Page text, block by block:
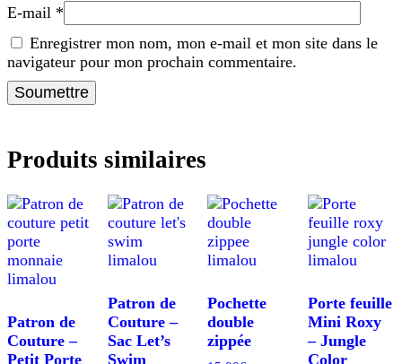
E-mail *
Enregistrer mon nom, mon e-mail et mon site dans le
navigateur pour mon prochain commentaire.
Produits similaires
Patron de
Couture –
Petit Porte
Patron de
Couture –
Sac Let’s
Swim
Pochette
double
zippée
Porte feuille
Mini Roxy
– Jungle
Color